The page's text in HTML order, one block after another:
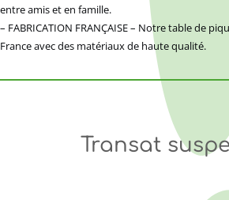
entre amis et en famille.
– FABRICATION FRANÇAISE – Notre table de
France avec des matériaux de haute qualité.
Transat